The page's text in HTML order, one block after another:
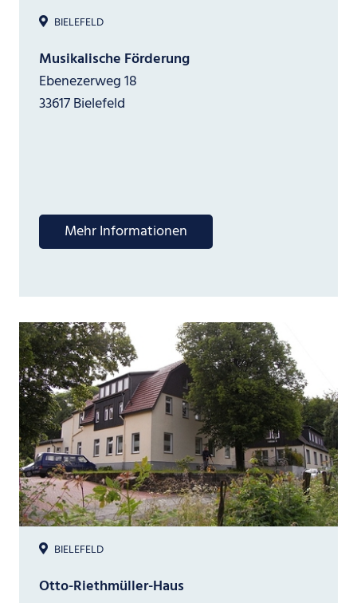
BIELEFELD
Musikalische Förderung
Ebenezerweg 18
33617 Bielefeld
Mehr Informationen
BIELEFELD
Otto-Riethmüller-Haus